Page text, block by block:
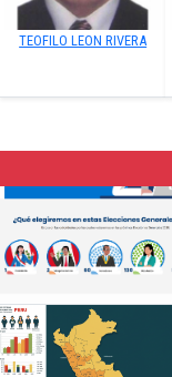
TEOFILO LEON RIVERA